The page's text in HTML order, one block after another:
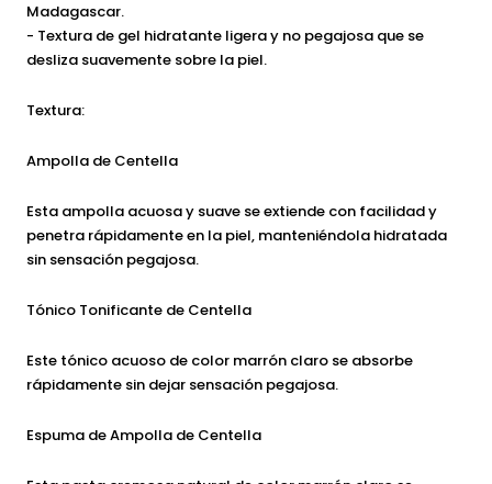
Madagascar.
- Textura de gel hidratante ligera y no pegajosa que se
desliza suavemente sobre la piel.
Textura:
Ampolla de Centella
Esta ampolla acuosa y suave se extiende con facilidad y
penetra rápidamente en la piel, manteniéndola hidratada
sin sensación pegajosa.
Tónico Tonificante de Centella
Este tónico acuoso de color marrón claro se absorbe
rápidamente sin dejar sensación pegajosa.
Espuma de Ampolla de Centella